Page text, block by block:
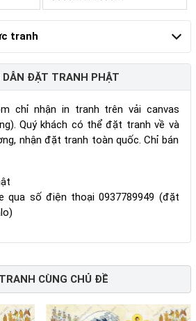
tranh
DẪN ĐẶT TRANH PHẬT
chỉ nhận in tranh trên vải canvas
Quý khách có thể đặt tranh về và
nhận đặt tranh toàn quốc. Chỉ bán
qua số điện thoại 0937789949 (đặt
CÙNG CHỦ ĐỀ